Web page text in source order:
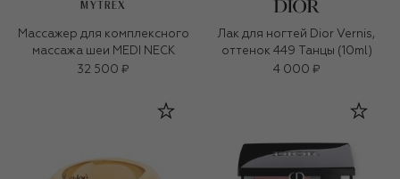
MYTREX
Массажер для комплексного
массажа шеи MEDI NECK
32 500 ₽
Лак для ногтей Dior Vernis,
оттенок 449 Танцы (10ml)
4 000 ₽